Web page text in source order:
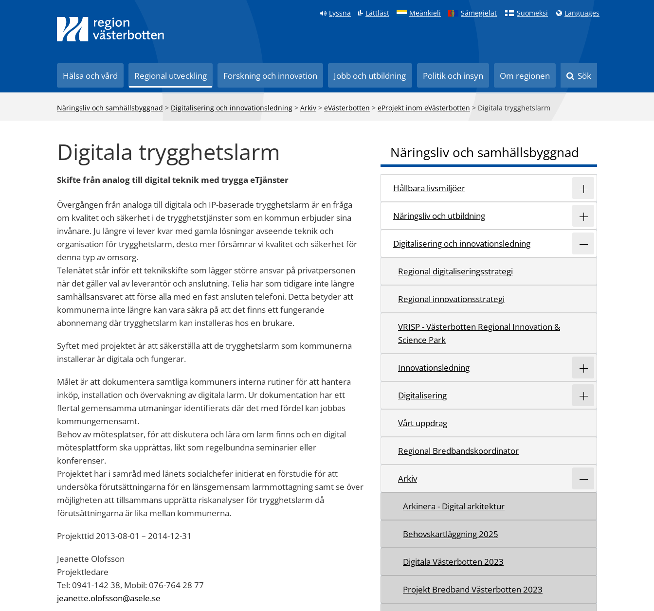
Lyssna Lättläst Meänkieli Sámegielat Suomeksi Languages
Hälsa och vård Regional utveckling Forskning och innovation Jobb och utbildning Politik och insyn Om regionen Sök
Näringsliv och samhällsbyggnad > Digitalisering och innovationsledning > Arkiv > eVästerbotten > eProjekt inom eVästerbotten > Digitala trygghetslarm
Digitala trygghetslarm
Skifte från analog till digital teknik med trygga eTjänster
Övergången från analoga till digitala och IP-baserade trygghetslarm är en fråga
om kvalitet och säkerhet i de trygghetstjänster som en kommun erbjuder sina
invånare. Ju längre vi lever kvar med gamla lösningar avseende teknik och
organisation för trygghetslarm, desto mer försämrar vi kvalitet och säkerhet för
denna typ av omsorg.
Telenätet står inför ett teknikskifte som lägger större ansvar på privatpersonen
när det gäller val av leverantör och anslutning. Telia har som tidigare inte längre
samhällsansvaret att förse alla med en fast ansluten telefoni. Detta betyder att
kommunerna inte längre kan vara säkra på att det finns ett fungerande
abonnemang där trygghetslarm kan installeras hos en brukare.
Syftet med projektet är att säkerställa att de trygghetslarm som kommunerna
installerar är digitala och fungerar.
Målet är att dokumentera samtliga kommuners interna rutiner för att hantera
inköp, installation och övervakning av digitala larm. Ur dokumentation har ett
flertal gemensamma utmaningar identifierats där det med fördel kan jobbas
kommungemensamt.
Behov av mötesplatser, för att diskutera och lära om larm finns och en digital
mötesplattform ska upprättas, likt som regelbundna seminarier eller
konferenser.
Projektet har i samråd med länets socialchefer initierat en förstudie för att
undersöka förutsättningarna för en länsgemensam larmmottagning samt se över
möjligheten att tillsammans upprätta riskanalyser för trygghetslarm då
förutsättningarna är lika mellan kommunerna.
Projekttid 2013-08-01 – 2014-12-31
Jeanette Olofsson
Projektledare
Tel: 0941-142 38, Mobil: 076-764 28 77
jeanette.olofsson@asele.se
Näringsliv och samhällsbyggnad
Hållbara livsmiljöer
Näringsliv och utbildning
Digitalisering och innovationsledning
Regional digitaliseringsstrategi
Regional innovationsstrategi
VRISP - Västerbotten Regional Innovation &
Science Park
Innovationsledning
Digitalisering
Vårt uppdrag
Regional Bredbandskoordinator
Arkiv
Arkinera - Digital arkitektur
Behovskartläggning 2025
Digitala Västerbotten 2023
Projekt Bredband Västerbotten 2023